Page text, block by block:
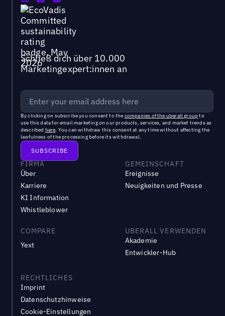
Schließ dich über 10.000
Marketingexpert:innen an
By clicking on subscribe you consent to the companies of the uberall groupto
use this data for email marketing on our products, services, and market trends as
described here. You can withdraw this consent at any time without affecting the
lawfulness of the processing before its withdrawal.
FIRMA
Über
Karriere
KI Information
Whistleblower
GEMEINSCHAFT
Ereignisse
Neuigkeiten und Presse
COMPARE
Yext
UBERALL VERWENDEN
Akademie
Entwickler-Hub
RECHTLICHES
Imprint
Datenschutzhinweise
Cookie-Einstellungen